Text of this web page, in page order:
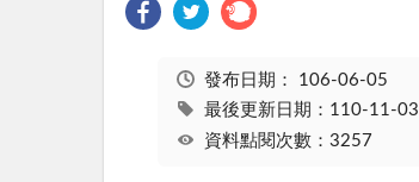
發布日期： 106-06-05
最後更新日期：110-11-03
資料點閱次數：3257